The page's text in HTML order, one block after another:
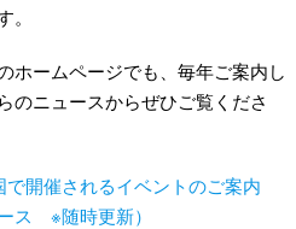
ホームページでも、毎年ご案内し
のニュースからぜひご覧くださ
開催されるイベントのご案内
ス ※随時更新）